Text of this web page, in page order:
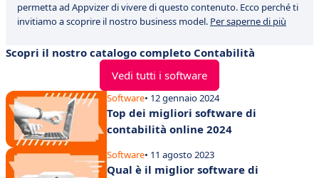
permetta ad Appvizer di vivere di questo contenuto. Ecco perché ti
invitiamo a scoprire il nostro business model. Per saperne di più
Scopri il nostro catalogo completo Contabilità
Vedi tutti i software
Software• 12 gennaio 2024
Top dei migliori software di
contabilità online 2024
Software• 11 agosto 2023
Qual è il miglior software di